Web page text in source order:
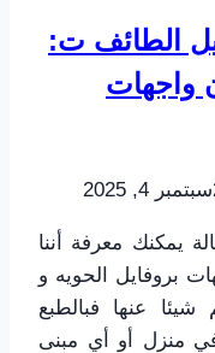
الطائف ت:
– دهان واجهات
سبتمبر 4, 2025
يمكنك معرفة أننا
بروفايل الحويه و
عنها فبالطبع
منزل أو أي مبنى